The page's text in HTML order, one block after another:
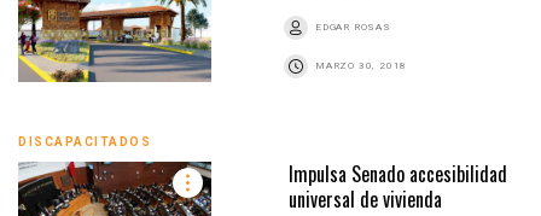
EDGAR ROSAS
MARZO 30, 2018
DISCAPACITADOS
Impulsa Senado accesibilidad
universal de vivienda